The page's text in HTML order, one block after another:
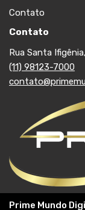
Contato
Contato
Rua Santa
(11) 98123-7000
Prime Mundo